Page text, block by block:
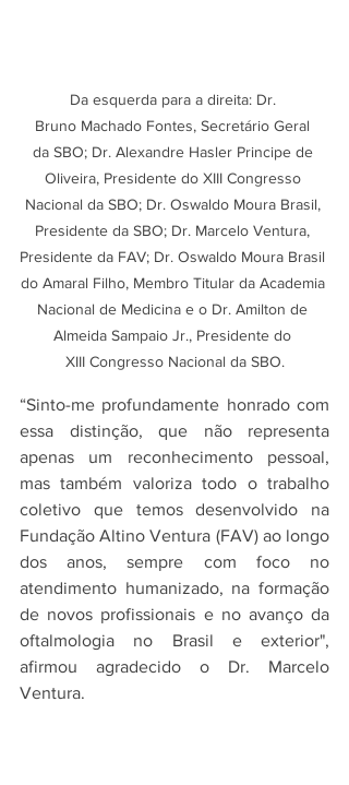
Da esquerda para a direita: Dr.
Bruno Machado Fontes, Secretário Geral
da SBO; Dr. Alexandre Hasler Principe de
Oliveira, Presidente do XIII Congresso
Nacional da SBO; Dr. Oswaldo Moura Brasil,
Presidente da SBO; Dr. Marcelo Ventura,
Presidente da FAV; Dr. Oswaldo Moura Brasil
do Amaral Filho, Membro Titular da Academia
Nacional de Medicina e o Dr. Amilton de
Almeida Sampaio Jr., Presidente do
XIII Congresso Nacional da SBO.
“Sinto-me profundamente honrado com
essa distinção, que não representa
apenas um reconhecimento pessoal,
mas também valoriza todo o trabalho
coletivo que temos desenvolvido na
Fundação Altino Ventura (FAV) ao longo
dos anos, sempre com foco no
atendimento humanizado, na formação
de novos profissionais e no avanço da
oftalmologia no Brasil e exterior",
afirmou agradecido o Dr. Marcelo
Ventura.